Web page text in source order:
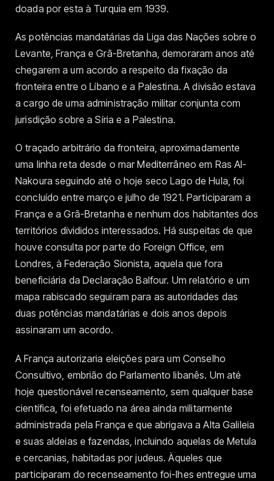
doada por esta à Turquia em 1939.
As potências mandatárias da Liga das Nações sobre o
Levante, França e Grã-Bretanha, demoraram anos até
chegarem a um acordo a respeito da fixação da
fronteira entre o Líbano e a Palestina. A divisão estava
a cargo de uma administração militar conjunta com
jurisdição sobre a Síria e a Palestina.
O traçado arbitrário da fronteira, aproximadamente
uma linha reta desde o mar Mediterrâneo em Ras Al-
Nakoura seguindo até o hoje seco Lago de Hula, foi
concluído entre março e julho de 1921. Participaram a
França e a Grã-Bretanha e nenhum dos habitantes dos
territórios divididos interessados. Há suspeitas de que
houve consulta por parte do Foreign Office, em
Londres, à Federação Sionista, aquela que fora
beneficiária da Declaração Balfour. Um relatório e um
mapa rabiscado seguiram para as autoridades das
duas potências mandatárias e dois anos depois
assinaram um acordo.
A França autorizaria eleições para um Conselho
Consultivo, embrião do Parlamento libanês. Um até
hoje questionável recenseamento, sem qualquer base
científica, foi efetuado na área ainda militarmente
administrada pela França e que abrigava a Alta Galileia
e suas aldeias e fazendas, incluindo aquelas de Metula
e cercanias, habitadas por judeus. Àqueles que
participaram do recenseamento foi-lhes entregue uma